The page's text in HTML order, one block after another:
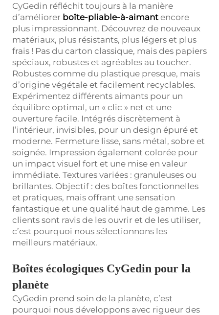
CyGedin réfléchit toujours à la manière
d’améliorer boîte-pliable-à-aimant encore
plus impressionnant. Découvrez de nouveaux
matériaux, plus résistants, plus légers et plus
frais ! Pas du carton classique, mais des papiers
spéciaux, robustes et agréables au toucher.
Robustes comme du plastique presque, mais
d’origine végétale et facilement recyclables.
Expérimentez différents aimants pour un
équilibre optimal, un « clic » net et une
ouverture facile. Intégrés discrètement à
l’intérieur, invisibles, pour un design épuré et
moderne. Fermeture lisse, sans métal, sobre et
soignée. Impression également colorée pour
un impact visuel fort et une mise en valeur
immédiate. Textures variées : granuleuses ou
brillantes. Objectif : des boîtes fonctionnelles
et pratiques, mais offrant une sensation
fantastique et une qualité haut de gamme. Les
clients sont ravis de les ouvrir et de les utiliser,
c’est pourquoi nous sélectionnons les
meilleurs matériaux.
Boîtes écologiques CyGedin pour la
planète
CyGedin prend soin de la planète, c’est
pourquoi nous développons avec rigueur des